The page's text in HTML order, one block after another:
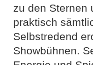
zu den Sternen
praktisch
Selbstredend
Showbühnen.